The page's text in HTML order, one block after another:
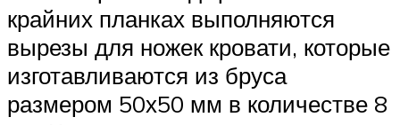
крайних планках выполняются
вырезы для ножек кровати, которые
изготавливаются из бруса
размером 50х50 мм в количестве 8